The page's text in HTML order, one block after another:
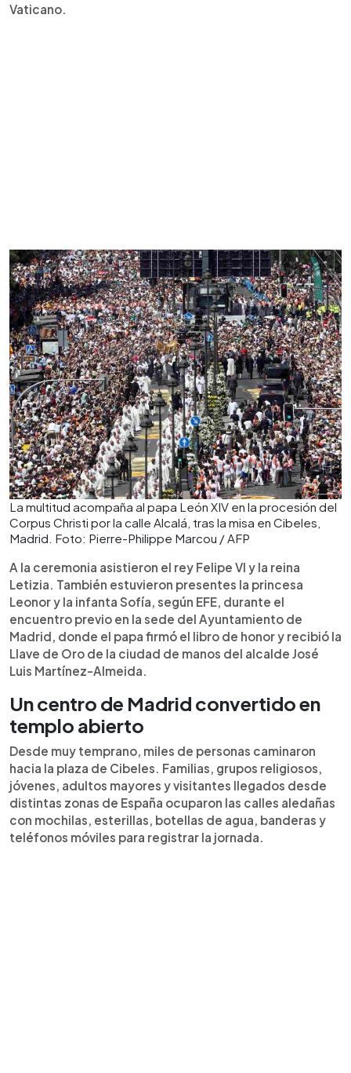
Vaticano.
La multitud acompaña al papa León XIV en la procesión del
Corpus Christi por la calle Alcalá, tras la misa en Cibeles,
Madrid. Foto: Pierre-Philippe Marcou / AFP
A la ceremonia asistieron el rey Felipe VI y la reina
Letizia. También estuvieron presentes la princesa
Leonor y la infanta Sofía, según EFE, durante el
encuentro previo en la sede del Ayuntamiento de
Madrid, donde el papa firmó el libro de honor y recibió la
Llave de Oro de la ciudad de manos del alcalde José
Luis Martínez-Almeida.
Un centro de Madrid convertido en
templo abierto
Desde muy temprano, miles de personas caminaron
hacia la plaza de Cibeles. Familias, grupos religiosos,
jóvenes, adultos mayores y visitantes llegados desde
distintas zonas de España ocuparon las calles aledañas
con mochilas, esterillas, botellas de agua, banderas y
teléfonos móviles para registrar la jornada.